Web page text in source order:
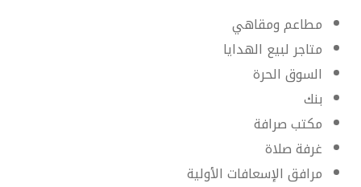
مطاعم ومقاهي
متاجر لبيع الهدايا
السوق الحرة
بنك
مكتب صرافة
غرفة صلاة
مرافق الإسعافات الأولية